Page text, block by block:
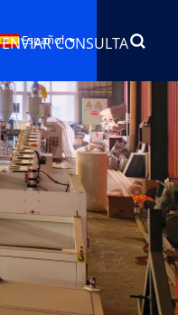
ENVIAR CONSULTA
Español